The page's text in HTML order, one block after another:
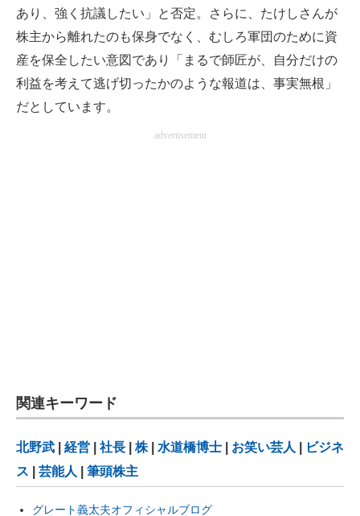
あり、強く抗議したい」と否定。さらに、たけしさんが
株主から離れたのも保身でなく、むしろ軍団のために資
産を保全したい意図であり「まるで師匠が、自分だけの
利益を考えて逃げ切ったかのような報道は、事実無根」
だとしています。
advertisement
関連キーワード
北野武 経営 社長 株 水道橋博士 お笑い芸人
ビジネ
ス
芸能人 筆頭株主
グレート義太夫オフィシャルブログ